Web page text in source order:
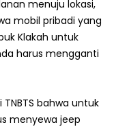
menuju lokasi,
mobil pribadi yang
Klakah untuk
harus mengganti
bahwa untuk
menyewa jeep